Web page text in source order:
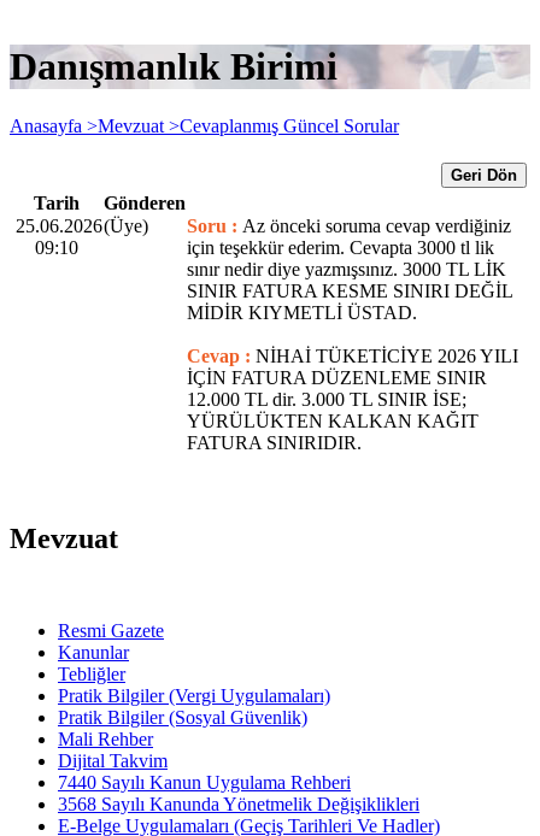
Danışmanlık Birimi
Anasayfa >Mevzuat >Cevaplanmış Güncel Sorular
Geri Dön
Tarih
Gönderen
25.06.2026
09:10
(Üye) Soru : Az önceki soruma cevap verdiğiniz
için teşekkür ederim. Cevapta 3000 tl lik
sınır nedir diye yazmışsınız. 3000 TL LİK
SINIR FATURA KESME SINIRI DEĞİL
MİDİR KIYMETLİ ÜSTAD.
Cevap : NİHAİ TÜKETİCİYE 2026 YILI
İÇİN FATURA DÜZENLEME SINIR
12.000 TL dir. 3.000 TL SINIR İSE;
YÜRÜLÜKTEN KALKAN KAĞIT
FATURA SINIRIDIR.
Mevzuat
Resmi Gazete
Kanunlar
Tebliğler
Pratik Bilgiler (Vergi Uygulamaları)
Pratik Bilgiler (Sosyal Güvenlik)
Mali Rehber
Dijital Takvim
7440 Sayılı Kanun Uygulama Rehberi
3568 Sayılı Kanunda Yönetmelik Değişiklikleri
E-Belge Uygulamaları (Geçiş Tarihleri Ve Hadler)